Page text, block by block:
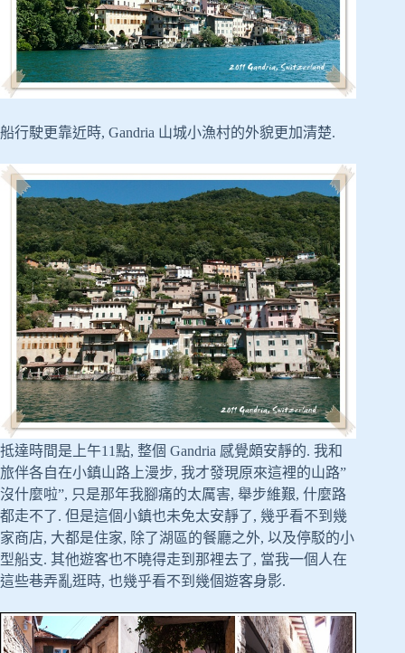
船行駛更靠近時, Gandria 山城小漁村的外貌更加清楚.
抵達時間是上午11點, 整個 Gandria 感覺頗安靜的. 我和
旅伴各自在小鎮山路上漫步, 我才發現原來這裡的山路”
沒什麼啦”, 只是那年我腳痛的太厲害, 舉步維艱, 什麼路
都走不了. 但是這個小鎮也未免太安靜了, 幾乎看不到幾
家商店, 大都是住家, 除了湖區的餐廳之外, 以及停駁的小
型船支. 其他遊客也不曉得走到那裡去了, 當我一個人在
這些巷弄亂逛時, 也幾乎看不到幾個遊客身影.